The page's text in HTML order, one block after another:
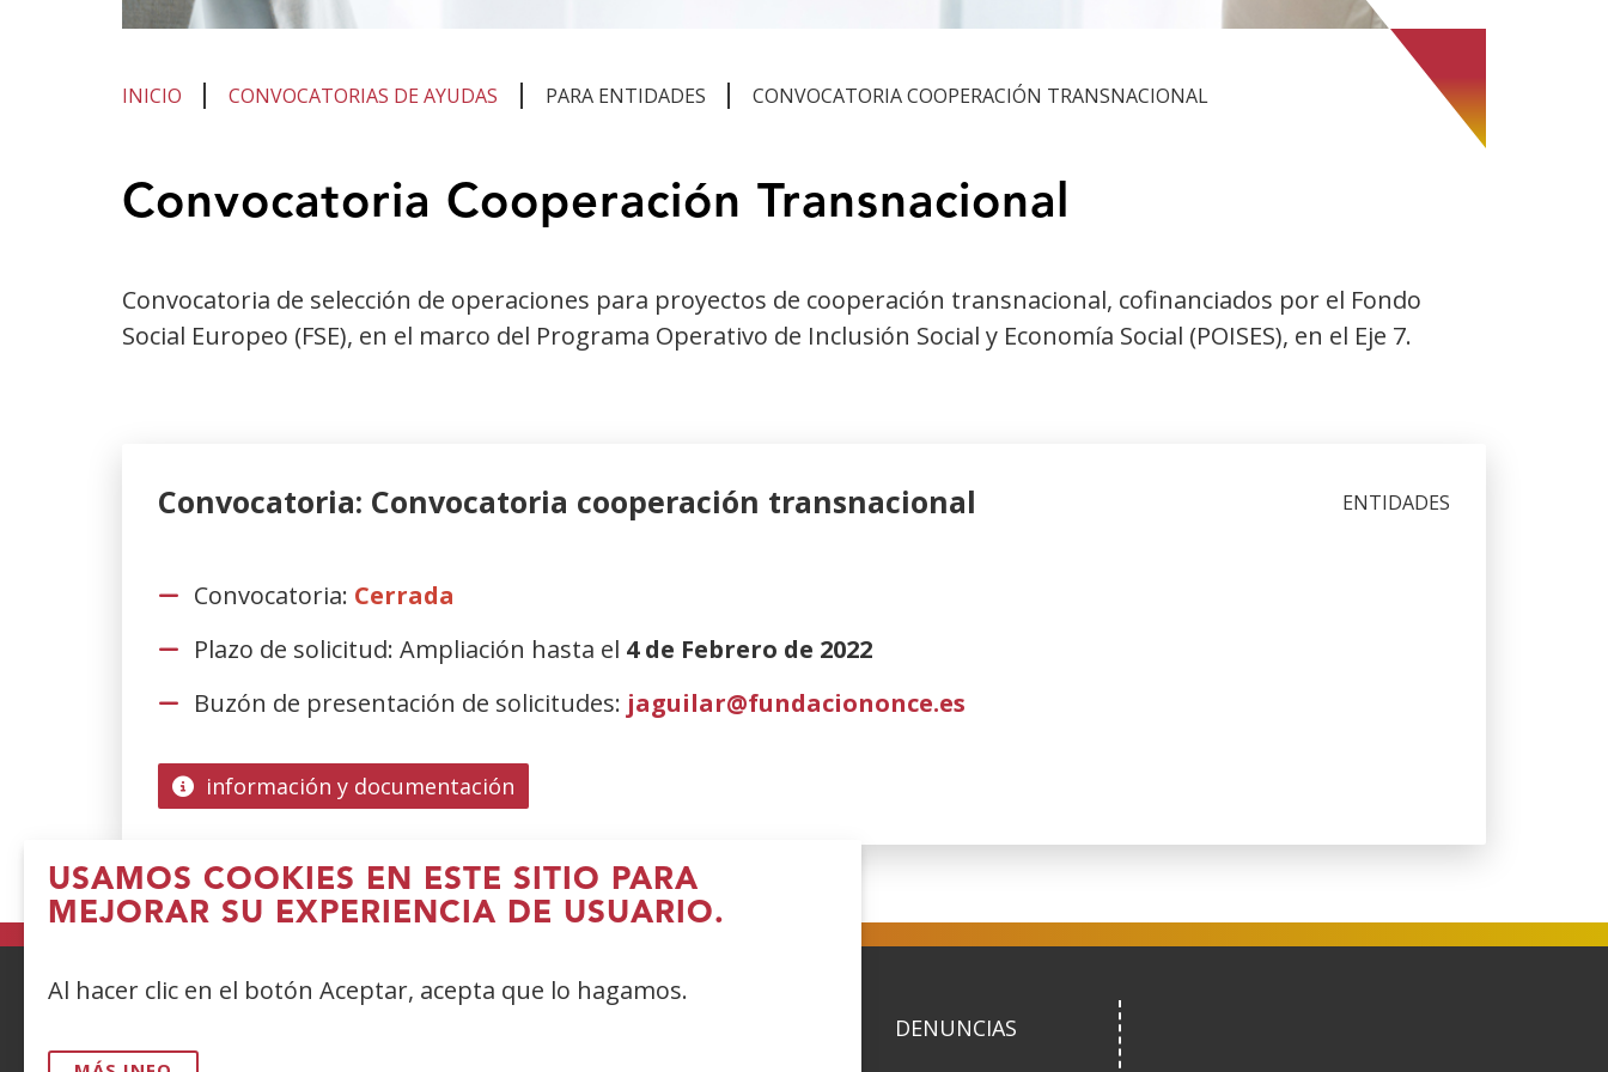
USAMOS COOKIES EN ESTE SITIO PARA
MEJORAR SU EXPERIENCIA DE USUARIO.
Al hacer clic en el botón Aceptar, acepta que lo hagamos.
INICIO CONVOCATORIAS DE AYUDAS PARA ENTIDADES CONVOCATORIA COOPERACIÓN TRANSNACIONAL
encuentrasConvocatoria Cooperación Transnacional
Convocatoria de selección de operaciones para proyectos de cooperación transnacional, cofinanciados por el Fondo
Social Europeo (FSE), en el marco del Programa Operativo de Inclusión Social y Economía Social (POISES), en el Eje 7.
Convocatoria: Convocatoria cooperación transnacional ENTIDADES
Convocatoria: Cerrada
Plazo de solicitud: Ampliación hasta el 4 de Febrero de 2022
Buzón de presentación de solicitudes: jaguilar@fundaciononce.es
información y documentación
DENUNCIAS